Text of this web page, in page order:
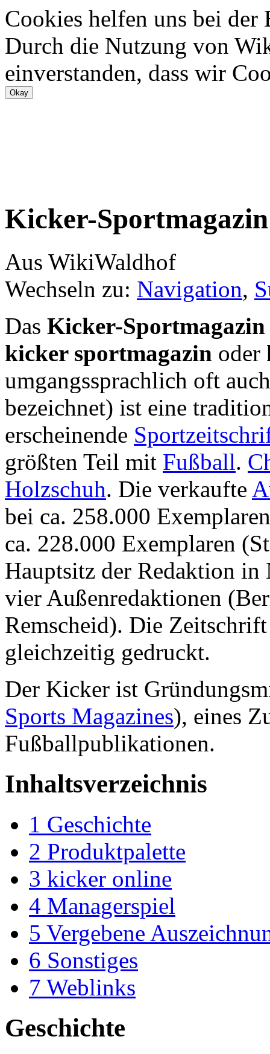
Cookies helfen uns bei
Durch die Nutzung von
einverstanden, dass wir
Kicker-Sportmagazin
Aus WikiWaldhof
Wechseln zu: Navigation,
Das Kicker-Sportmagazin
kicker sportmagazin oder
umgangssprachlich oft
bezeichnet) ist eine
erscheinende
größten Teil mit Fußball.
Holzschuh. Die verkaufte
bei ca. 258.000
ca. 228.000 Exemplaren
Hauptsitz der Redaktion in
vier Außenredaktionen
Remscheid). Die
gleichzeitig gedruckt.
Der Kicker ist
Sports Magazines), eines
Fußballpublikationen.
Inhaltsverzeichnis
1 Geschichte
2 Produktpalette
3 kicker online
4 Managerspiel
5 Vergebene
6 Sonstiges
7 Weblinks
Geschichte